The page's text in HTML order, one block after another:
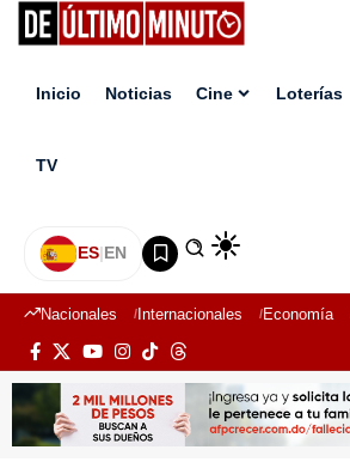
Inicio Noticias Cine Loterías
TV
ES|EN
Nacionales Internacionales Economía